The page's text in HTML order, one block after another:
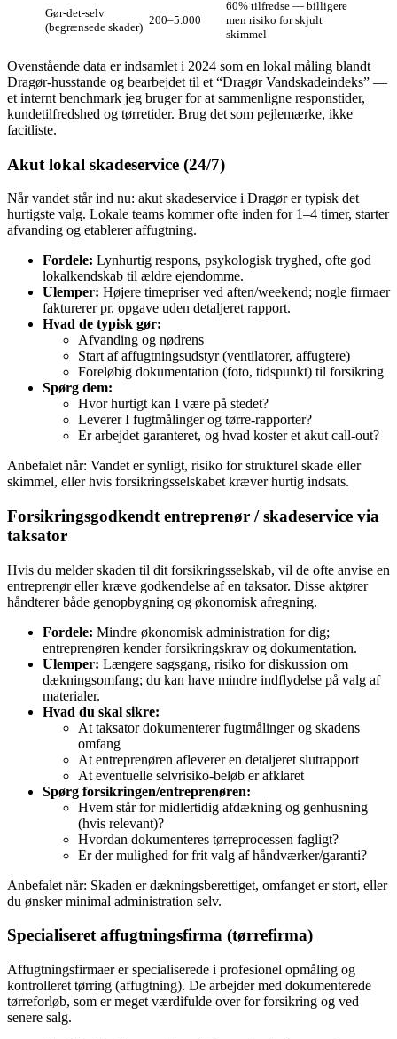
Gør‑det‑selv
(begrænsede skader)
200–5.000
60% tilfredse — billigere
men risiko for skjult
skimmel
Ovenstående data er indsamlet i 2024 som en lokal måling blandt
Dragør‑husstande og bearbejdet til et “Dragør Vandskadeindeks” —
et internt benchmark jeg bruger for at sammenligne responstider,
kundetilfredshed og tørretider. Brug det som pejlemærke, ikke
facitliste.
Akut lokal skadeservice (24/7)
Når vandet står ind nu: akut skadeservice i Dragør er typisk det
hurtigste valg. Lokale teams kommer ofte inden for 1–4 timer, starter
afvanding og etablerer affugtning.
Fordele: Lynhurtig respons, psykologisk tryghed, ofte god
lokalkendskab til ældre ejendomme.
Ulemper: Højere timepriser ved aften/weekend; nogle firmaer
fakturerer pr. opgave uden detaljeret rapport.
Hvad de typisk gør:
Afvanding og nødrens
Start af affugtningsudstyr (ventilatorer, affugtere)
Foreløbig dokumentation (foto, tidspunkt) til forsikring
Spørg dem:
Hvor hurtigt kan I være på stedet?
Leverer I fugtmålinger og tørre‑rapporter?
Er arbejdet garanteret, og hvad koster et akut call‑out?
Anbefalet når: Vandet er synligt, risiko for strukturel skade eller
skimmel, eller hvis forsikringsselskabet kræver hurtig indsats.
Forsikringsgodkendt entreprenør / skadeservice via
taksator
Hvis du melder skaden til dit forsikringsselskab, vil de ofte anvise en
entreprenør eller kræve godkendelse af en taksator. Disse aktører
håndterer både genopbygning og økonomisk afregning.
Fordele: Mindre økonomisk administration for dig;
entreprenøren kender forsikringskrav og dokumentation.
Ulemper: Længere sagsgang, risiko for diskussion om
dækningsomfang; du kan have mindre indflydelse på valg af
materialer.
Hvad du skal sikre:
At taksator dokumenterer fugtmålinger og skadens
omfang
At entreprenøren afleverer en detaljeret slutrapport
At eventuelle selvrisiko‑beløb er afklaret
Spørg forsikringen/entreprenøren:
Hvem står for midlertidig afdækning og genhusning
(hvis relevant)?
Hvordan dokumenteres tørreprocessen fagligt?
Er der mulighed for frit valg af håndværker/garanti?
Anbefalet når: Skaden er dækningsberettiget, omfanget er stort, eller
du ønsker minimal administration selv.
Specialiseret affugtningsfirma (tørrefirma)
Affugtningsfirmaer er specialiserede i profesionel opmåling og
kontrolleret tørring (affugtning). De arbejder med dokumenterede
tørreforløb, som er meget værdifulde over for forsikring og ved
senere salg.